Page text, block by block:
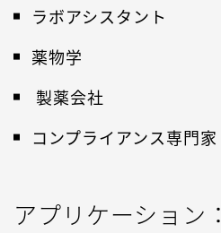
ラボアシスタント
薬物学
製薬会社
コンプライアンス専門家
アプリケーション：